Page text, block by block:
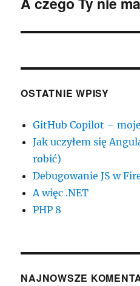
OSTATNIE WPISY
GitHub Copilot –
Jak uczyłem się
robić)
Debugowanie JS w
A więc .NET
PHP 8
NAJNOWSZE